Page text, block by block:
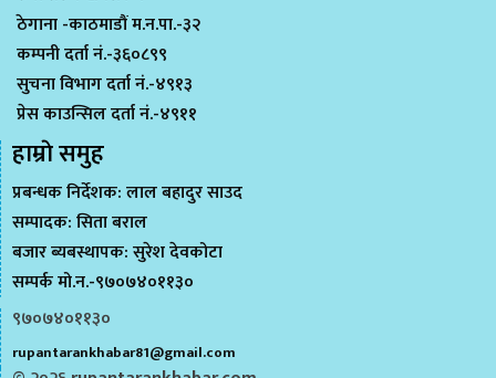
ठेगाना -काठमाडौं म.न.पा.-३२
कम्पनी दर्ता नं.-३६०८९९
सुचना विभाग दर्ता नं.-४९१३
प्रेस काउन्सिल दर्ता नं.-४९११
हाम्राे समुह
प्रबन्धक निर्देशक: लाल बहादुर साउद
सम्पादक: सिता बराल
बजार ब्यबस्थापक: सुरेश देवकोटा
सम्पर्क मो.न.-९७०७४०११३०
९७०७४०११३०
rupantarankhabar81@gmail.com